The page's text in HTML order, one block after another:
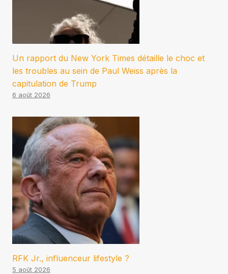
Un rapport du New York Times détaille le choc et
les troubles au sein de Paul Weiss après la
capitulation de Trump
6 août 2026
RFK Jr., influenceur lifestyle ?
5 août 2026